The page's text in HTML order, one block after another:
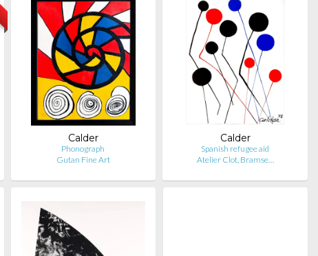
Calder
Phonograph
Gutan Fine Art
Calder
Spanish refugee aid
Atelier Clot, Bramse…